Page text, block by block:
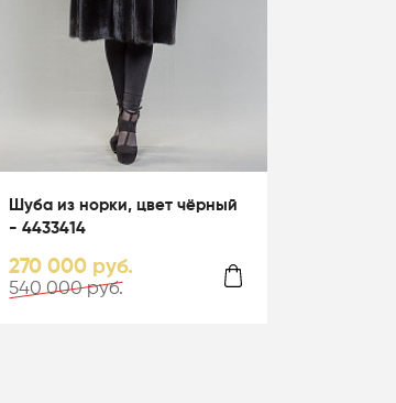
Шуба из норки, цвет чёрный
- 4433414
270 000 руб.
540 000 руб.